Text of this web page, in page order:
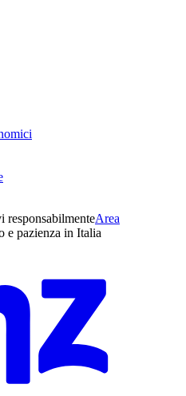
Area
e pazienza in Italia